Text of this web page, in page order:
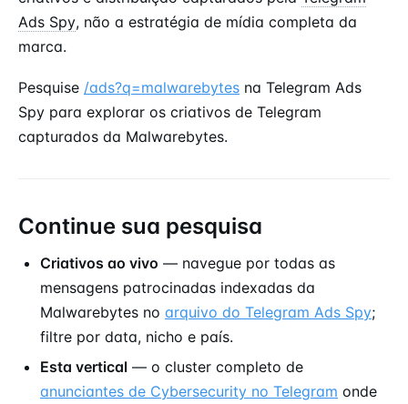
Ads Spy, não a estratégia de mídia completa da
marca.
Pesquise /ads?q=malwarebytes na Telegram Ads
Spy para explorar os criativos de Telegram
capturados da Malwarebytes.
Continue sua pesquisa
Criativos ao vivo — navegue por todas as
mensagens patrocinadas indexadas da
Malwarebytes no arquivo do Telegram Ads Spy;
filtre por data, nicho e país.
Esta vertical — o cluster completo de
anunciantes de Cybersecurity no Telegram onde